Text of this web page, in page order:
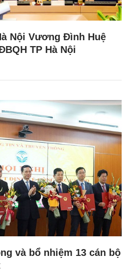
Nội Vương Đình Huệ
TP Hà Nội
và bổ nhiệm 13 cán bộ